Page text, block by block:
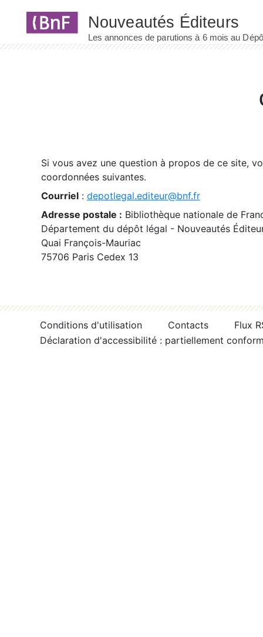
Si vous avez une question à propos de ce site,
coordonnées suivantes.
Courriel : depotlegal.editeur@bnf.fr
Adresse postale : Bibliothèque nationale de
Département du dépôt légal - Nouveautés
Quai François-Mauriac
75706 Paris Cedex 13
Conditions d'utilisation Contacts
Flux
Déclaration d'accessibilité : partiellement